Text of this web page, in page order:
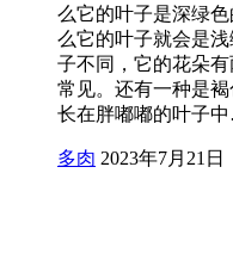
么它的叶子是深绿
么它的叶子就会是
子不同，它的花朵
常见。还有一种是
长在胖嘟嘟的叶子
多肉 2023年7月21日